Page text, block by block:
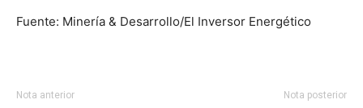
Fuente: Minería & Desarrollo/El Inversor Energético
Nota anterior Nota posterior